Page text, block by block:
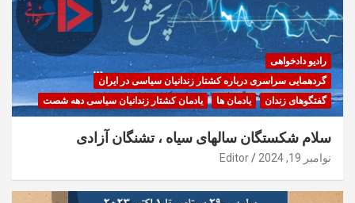
رادیو دادخواهی
گردهمایی سراسری درباره کشتار زندانیان سیاسی در ایران
گفتگوهای زندان
یادمان ها یادمان کشتار زندانیان سیاسی دهه شصت
سلام شکستگان سالهای سیاه ، تشنگان آزادی
نوامبر 19, 2024 Editor